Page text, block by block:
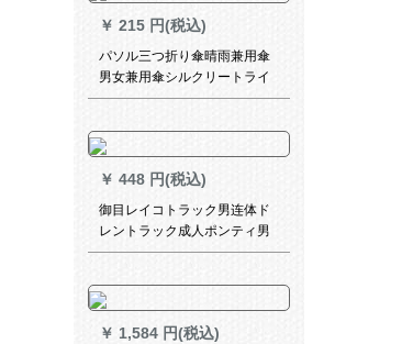
￥ 215 円(税込)
パソル三つ折り傘晴雨兼用傘
男女兼用傘シルクリートライ
ト339 S
￥ 448 円(税込)
御目レイコトラック男连体ド
レントラック成人ポンティ男
长款二重に厚い登山レインコ
动车バスバイクレンコート外
黒内赤平均サイズ160-185
￥ 1,584 円(税込)